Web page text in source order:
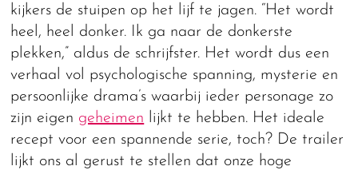
kijkers de stuipen op het lijf te jagen. “Het wordt
heel, heel donker. Ik ga naar de donkerste
plekken,” aldus de schrijfster. Het wordt dus een
verhaal vol psychologische spanning, mysterie en
persoonlijke drama’s waarbij ieder personage zo
zijn eigen geheimen lijkt te hebben. Het ideale
recept voor een spannende serie, toch? De trailer
lijkt ons al gerust te stellen dat onze hoge